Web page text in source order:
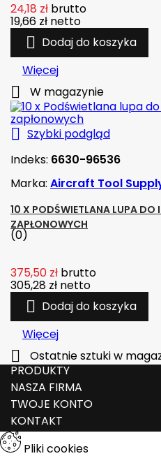
24,18 zł brutto
19,66 zł netto
 Dodaj do koszyka
Więcej
 W magazynie
 Szybki podgląd
Indeks: 6630-96536
Marka: Aircraft Tool
10 X PODŚWIETLANA LUPA DO
ZAPŁONOWYCH
(0)
375,50 zł brutto
305,28 zł netto
 Dodaj do koszyka
Więcej

Ostatnie sztuki w
PRODUKTY
NASZA FIRMA
TWOJE KONTO
KONTAKT
Pliki cookies